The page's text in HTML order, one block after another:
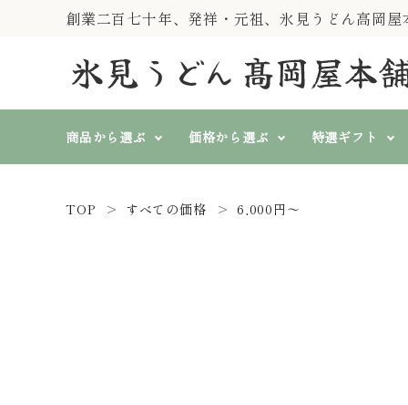
創業二百七十年、発祥・元祖、氷見うどん高岡屋
商品から選ぶ
純手製 氷見糸うどん
価格から選ぶ
すべての価格
特選ギフト
TOP すべての価格 6,000円～